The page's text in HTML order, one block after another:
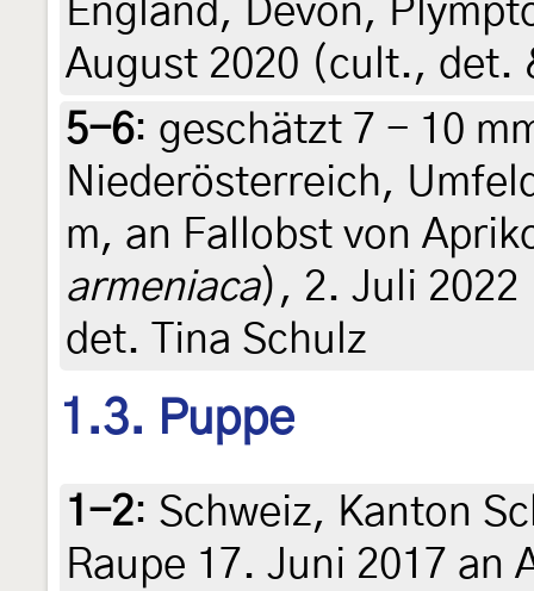
England, Devon,
August 2020 (cult., det.
5-6: geschätzt 7 - 10
Niederösterreich,
m, an Fallobst von
armeniaca), 2. Juli 2022
det. Tina Schulz
1.3. Puppe
1-2: Schweiz, Kanton
Raupe 17. Juni 2017 an